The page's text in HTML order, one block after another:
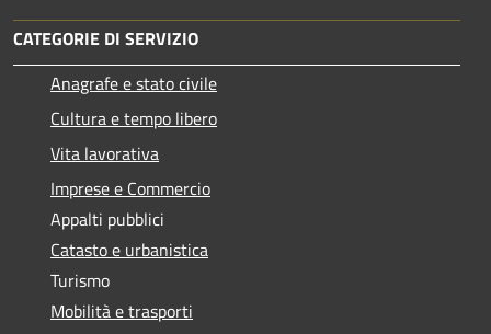
CATEGORIE DI SERVIZIO
Anagrafe e stato civile
Cultura e tempo libero
Vita lavorativa
Imprese e Commercio
Appalti pubblici
Catasto e urbanistica
Turismo
Mobilità e trasporti